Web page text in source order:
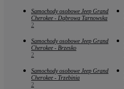
Samochody osobowe Jeep Grand
Cherokee - Dąbrowa Tarnowska
2
Samochody osobowe Jeep Grand
Cherokee - Brzesko
2
Samochody osobowe Jeep Grand
Cherokee - Trzebinia
2